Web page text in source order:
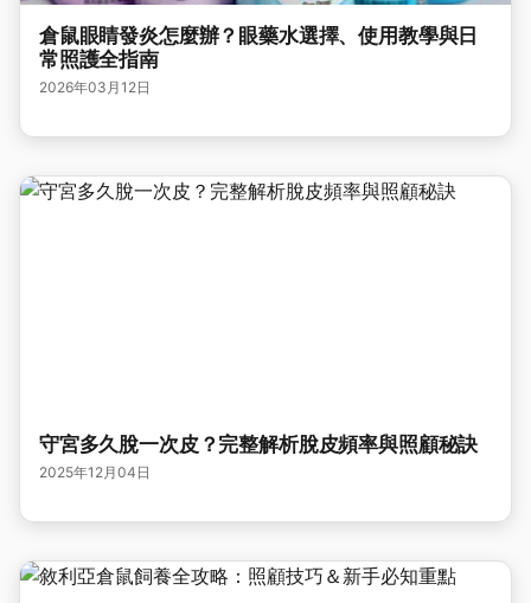
倉鼠眼睛發炎怎麼辦？眼藥水選擇、使用教學與日
常照護全指南
2026年03月12日
守宮多久脫一次皮？完整解析脫皮頻率與照顧秘訣
2025年12月04日